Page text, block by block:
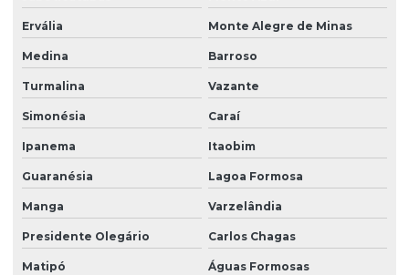
Ervália Monte Alegre de Minas
Medina Barroso
Turmalina Vazante
Simonésia Caraí
Ipanema Itaobim
Guaranésia Lagoa Formosa
Manga Varzelândia
Presidente Olegário Carlos Chagas
Matipó Águas Formosas